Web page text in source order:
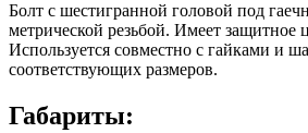
Болт с шестигранной головой под
метрической резьбой. Имеет защитное
Используется совместно с гайками и
соответствующих размеров.
Габариты: